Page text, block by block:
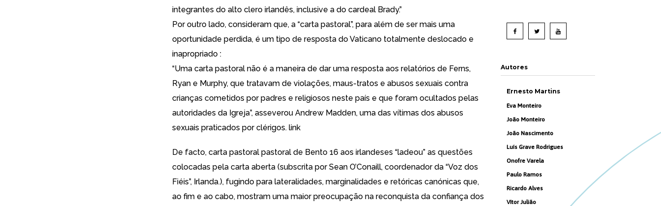
integrantes do alto clero irlandês, inclusive a do cardeal Brady.”
Por outro lado, consideram que, a “carta pastoral”, para além de ser mais uma
oportunidade perdida, é um tipo de resposta do Vaticano totalmente deslocado e
inapropriado :
“Uma carta pastoral não é a maneira de dar uma resposta aos relatórios de Ferns,
Ryan e Murphy, que tratavam de violações, maus-tratos e abusos sexuais contra
crianças cometidos por padres e religiosos neste país e que foram ocultados pelas
autoridades da Igreja”, asseverou Andrew Madden, uma das vítimas dos abusos
sexuais praticados por clérigos. link
De facto, carta pastoral pastoral de Bento 16 aos irlandeses “ladeou” as questões
colocadas pela carta aberta (subscrita por Sean O’Conaill, coordenador da “Voz dos
Fiéis”, Irlanda.), fugindo para lateralidades, marginalidades e retóricas canónicas que,
ao fim e ao cabo, mostram uma maior preocupação na reconquista da confiança dos
Autores
Ernesto Martins
Eva Monteiro
João Monteiro
João Nascimento
Luís Grave Rodrigues
Onofre Varela
Paulo Ramos
Ricardo Alves
Vítor Julião